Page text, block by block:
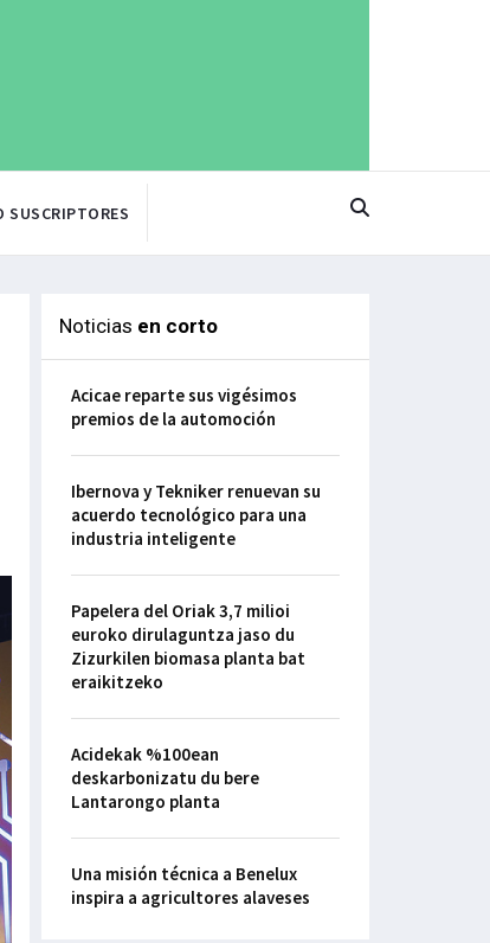
SUSCRIPTORES
Noticias en corto
Acicae reparte sus vigésimos
premios de la automoción
Ibernova y Tekniker renuevan su
acuerdo tecnológico para una
industria inteligente
Papelera del Oriak 3,7 milioi
euroko dirulaguntza jaso du
Zizurkilen biomasa planta bat
eraikitzeko
Acidekak %100ean
deskarbonizatu du bere
Lantarongo planta
Una misión técnica a Benelux
inspira a agricultores alaveses